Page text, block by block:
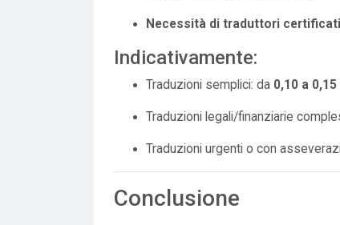
Necessità di traduttori
Indicativamente:
Traduzioni semplici: da 0,10 a
Traduzioni legali/finanziarie
Traduzioni urgenti o con
Conclusione